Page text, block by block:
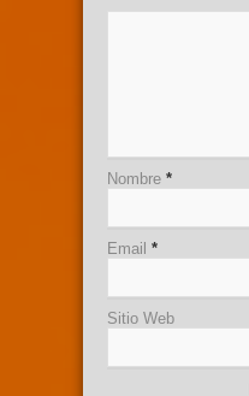
Nombre *
Email *
Sitio Web